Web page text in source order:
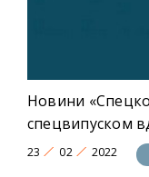
Новини
спецвипуском
23 02 2022